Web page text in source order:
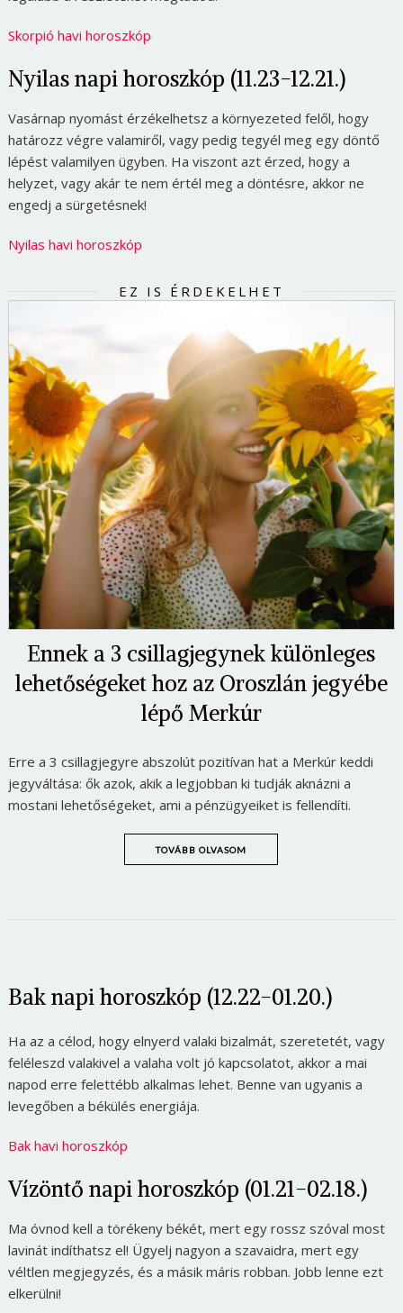
Skorpió havi horoszkóp
Nyilas napi horoszkóp (11.23-12.21.)
Vasárnap nyomást érzékelhetsz a környezeted felől, hogy
határozz végre valamiről, vagy pedig tegyél meg egy döntő
lépést valamilyen ügyben. Ha viszont azt érzed, hogy a
helyzet, vagy akár te nem értél meg a döntésre, akkor ne
engedj a sürgetésnek!
Nyilas havi horoszkóp
EZ IS ÉRDEKELHET
Ennek a 3 csillagjegynek különleges
lehetőségeket hoz az Oroszlán jegyébe
lépő Merkúr
Erre a 3 csillagjegyre abszolút pozitívan hat a Merkúr keddi
jegyváltása: ők azok, akik a legjobban ki tudják aknázni a
mostani lehetőségeket, ami a pénzügyeiket is fellendíti.
TOVÁBB OLVASOM
Bak napi horoszkóp (12.22-01.20.)
Ha az a célod, hogy elnyerd valaki bizalmát, szeretetét, vagy
feléleszd valakivel a valaha volt jó kapcsolatot, akkor a mai
napod erre felettébb alkalmas lehet. Benne van ugyanis a
levegőben a békülés energiája.
Bak havi horoszkóp
Vízöntő napi horoszkóp (01.21-02.18.)
Ma óvnod kell a törékeny békét, mert egy rossz szóval most
lavinát indíthatsz el! Ügyelj nagyon a szavaidra, mert egy
véltlen megjegyzés, és a másik máris robban. Jobb lenne ezt
elkerülni!